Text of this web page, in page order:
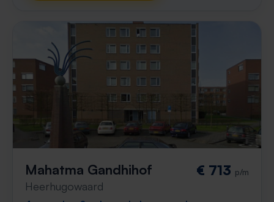
Mahatma Gandhihof
Heerhugowaard
€ 713 p/m